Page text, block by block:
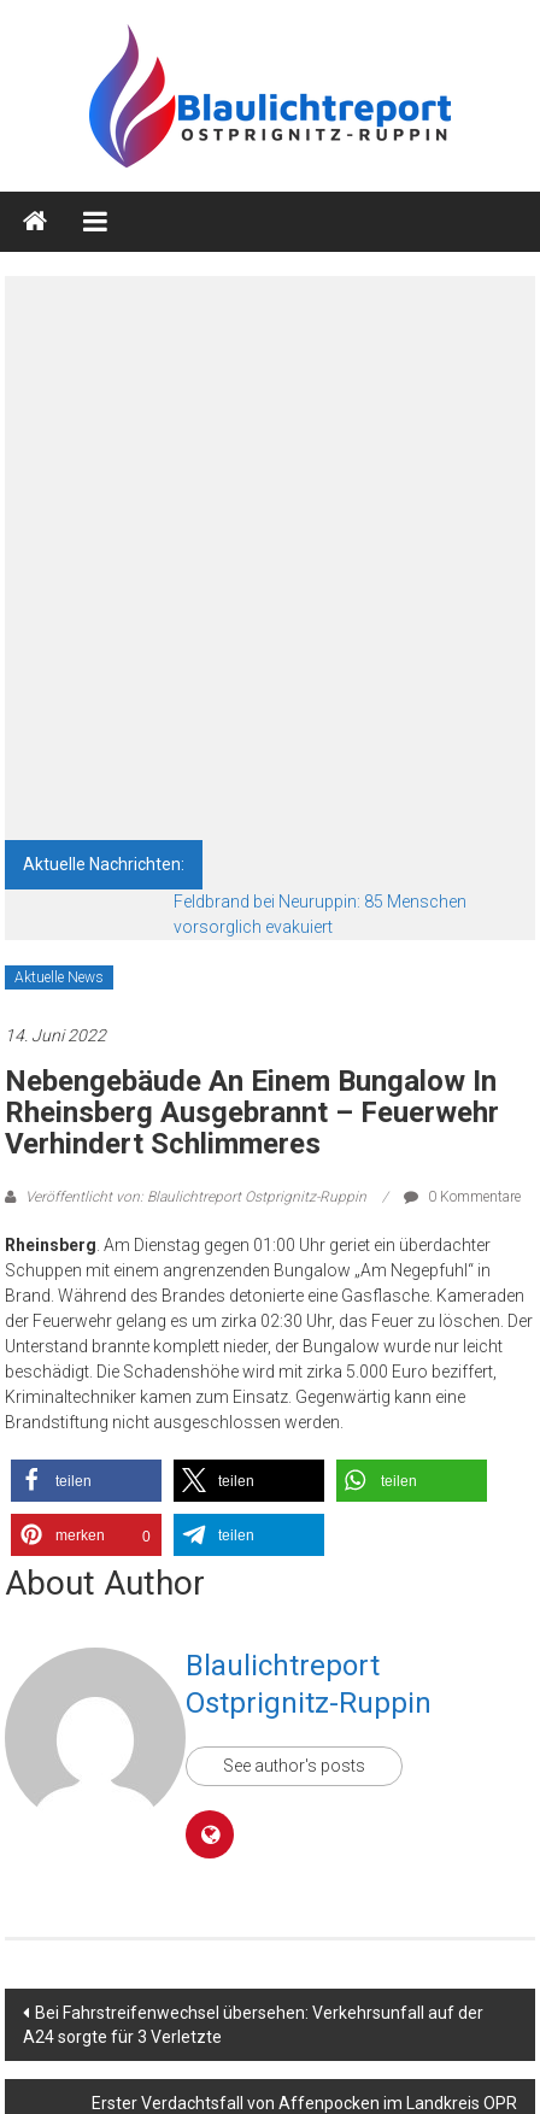
Blaulichtreport
Ostprignitz-
Aktuelle Nachrichten:
Feldbrand bei Neuruppin: 85 Menschen
vorsorglich evakuiert
Aktuelle News
14. Juni 2022
Nebengebäude An Einem Bungalow In
Rheinsberg Ausgebrannt – Feuerwehr
Verhindert Schlimmeres
Veröffentlicht von: Blaulichtreport Ostprignitz-Ruppin 0 Kommentare
Rheinsberg . Am Dienstag gegen 01:00 Uhr geriet ein überdachter
Schuppen mit einem angrenzenden Bungalow „Am Negepfuhl“ in
Brand. Während des Brandes detonierte eine Gasflasche. Kameraden
der Feuerwehr gelang es um zirka 02:30 Uhr, das Feuer zu löschen. Der
Unterstand brannte komplett nieder, der Bungalow wurde nur leicht
beschädigt. Die Schadenshöhe wird mit zirka 5.000 Euro beziffert,
Kriminaltechniker kamen zum Einsatz. Gegenwärtig kann eine
Brandstiftung nicht ausgeschlossen werden.
teilen teilen teilen
merken 0 teilen
About Author
Blaulichtreport
Ostprignitz-Ruppin
See author's posts
Beitragsnavigation
Bei Fahrstreifenwechsel übersehen: Verkehrsunfall auf der
A24 sorgte für 3 Verletzte
Erster Verdachtsfall von Affenpocken im Landkreis OPR